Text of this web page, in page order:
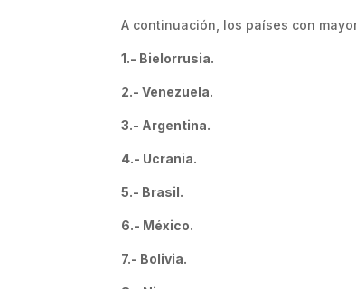
A continuación, los países con
1.- Bielorrusia.
2.- Venezuela.
3.- Argentina.
4.- Ucrania.
5.- Brasil.
6.- México.
7.- Bolivia.